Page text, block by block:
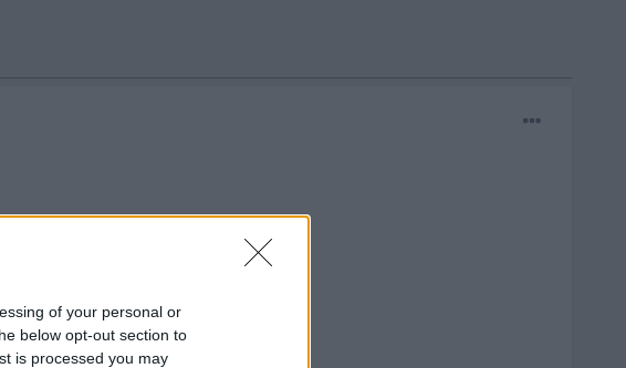
of your personal or
below opt-out section to
is processed you may